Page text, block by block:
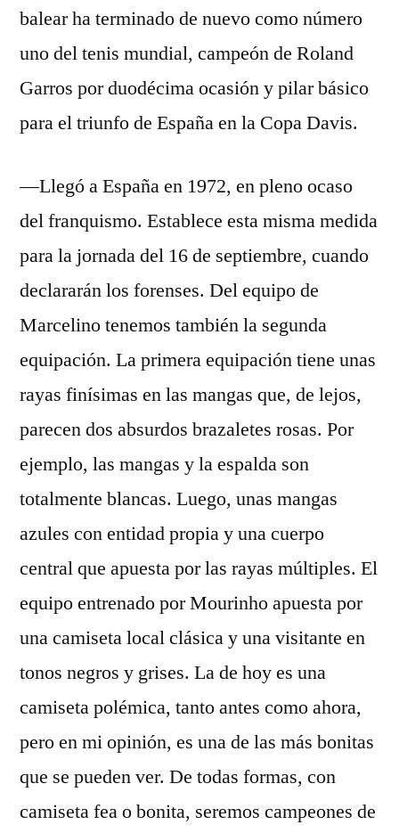
balear ha terminado de nuevo como número
uno del tenis mundial, campeón de Roland
Garros por duodécima ocasión y pilar básico
para el triunfo de España en la Copa Davis.
—Llegó a España en 1972, en pleno ocaso
del franquismo. Establece esta misma medida
para la jornada del 16 de septiembre, cuando
declararán los forenses. Del equipo de
Marcelino tenemos también la segunda
equipación. La primera equipación tiene unas
rayas finísimas en las mangas que, de lejos,
parecen dos absurdos brazaletes rosas. Por
ejemplo, las mangas y la espalda son
totalmente blancas. Luego, unas mangas
azules con entidad propia y una cuerpo
central que apuesta por las rayas múltiples. El
equipo entrenado por Mourinho apuesta por
una camiseta local clásica y una visitante en
tonos negros y grises. La de hoy es una
camiseta polémica, tanto antes como ahora,
pero en mi opinión, es una de las más bonitas
que se pueden ver. De todas formas, con
camiseta fea o bonita, seremos campeones de